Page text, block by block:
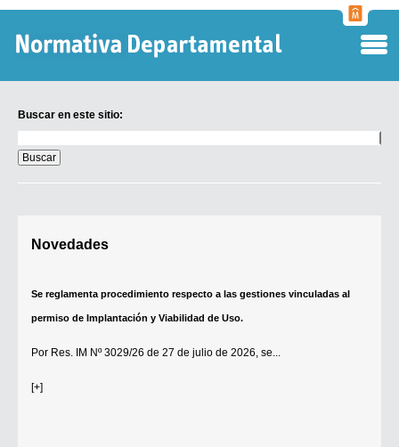
Buscar en este sitio:
en
este
sitio:
Novedades
Se reglamenta procedimiento respecto a las gestiones vinculadas al
permiso de Implantación y Viabilidad de Uso.
Por Res. IM Nº 3029/26 de 27 de julio de 2026, se...
[+]